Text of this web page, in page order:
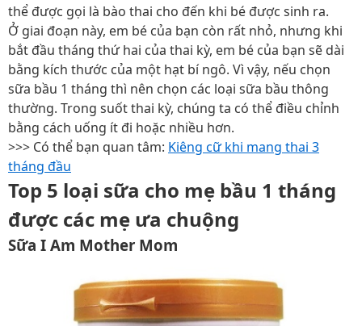
thể được gọi là bào thai cho đến khi bé được sinh ra.
Ở giai đoạn này, em bé của bạn còn rất nhỏ, nhưng khi
bắt đầu tháng thứ hai của thai kỳ, em bé của bạn sẽ dài
bằng kích thước của một hạt bí ngô. Vì vậy, nếu chọn
sữa bầu 1 tháng thì nên chọn các loại sữa bầu thông
thường. Trong suốt thai kỳ, chúng ta có thể điều chỉnh
bằng cách uống ít đi hoặc nhiều hơn.
>>> Có thể bạn quan tâm: Kiêng cữ khi mang thai 3
tháng đầu
Top 5 loại sữa cho mẹ bầu 1 tháng
được các mẹ ưa chuộng
Sữa I Am Mother Mom